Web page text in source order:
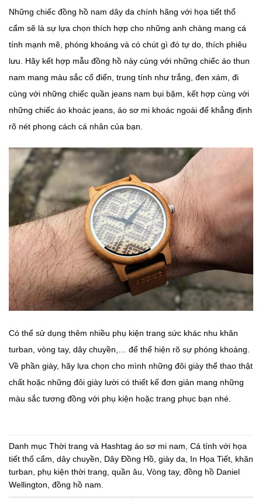
Những chiếc đồng hồ nam dây da chính hãng với họa tiết thổ
cẩm sẽ là sự lựa chọn thích hợp cho những anh chàng mang cá
tính mạnh mẽ, phóng khoáng và có chút gì đó tự do, thích phiêu
lưu. Hãy kết hợp mẫu đồng hồ này cùng với những chiếc áo thun
nam mang màu sắc cổ điển, trung tính như trắng, đen xám, đi
cùng với những chiếc quần jeans nam bụi bặm, kết hợp cùng với
những chiếc áo khoác jeans, áo sơ mi khoác ngoài để khẳng định
rõ nét phong cách cá nhân của bạn.
Có thể sử dụng thêm nhiều phụ kiện trang sức khác nhu khăn
turban, vòng tay, dây chuyền,… để thể hiện rõ sự phóng khoáng.
Về phần giày, hãy lựa chọn cho mình những đôi giày thể thao thật
chất hoặc những đôi giày lười có thiết kế đơn giản mang những
màu sắc tương đồng với phụ kiện hoặc trang phục bạn nhé.
Danh mục Thời trang và Hashtag áo sơ mi nam Cá tính với họa
tiết thổ cẩm dây chuyền Dây Đồng Hồ giày da In Họa Tiết khăn
turban
phụ kiện thời trang quần âu Vòng tay, đồng hồ Daniel
Wellington đồng hồ nam